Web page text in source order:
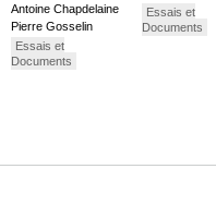
Antoine Chapdelaine
Pierre Gosselin
Essais et
Documents
Essais et
Documents